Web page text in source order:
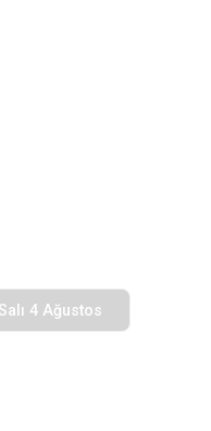
Salı 4 Ağustos